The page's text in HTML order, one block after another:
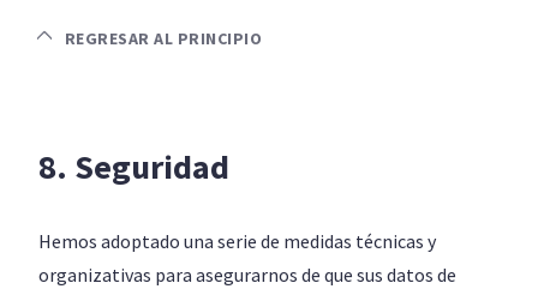
REGRESAR AL PRINCIPIO
8. Seguridad
Hemos adoptado una serie de medidas técnicas y
organizativas para asegurarnos de que sus datos de